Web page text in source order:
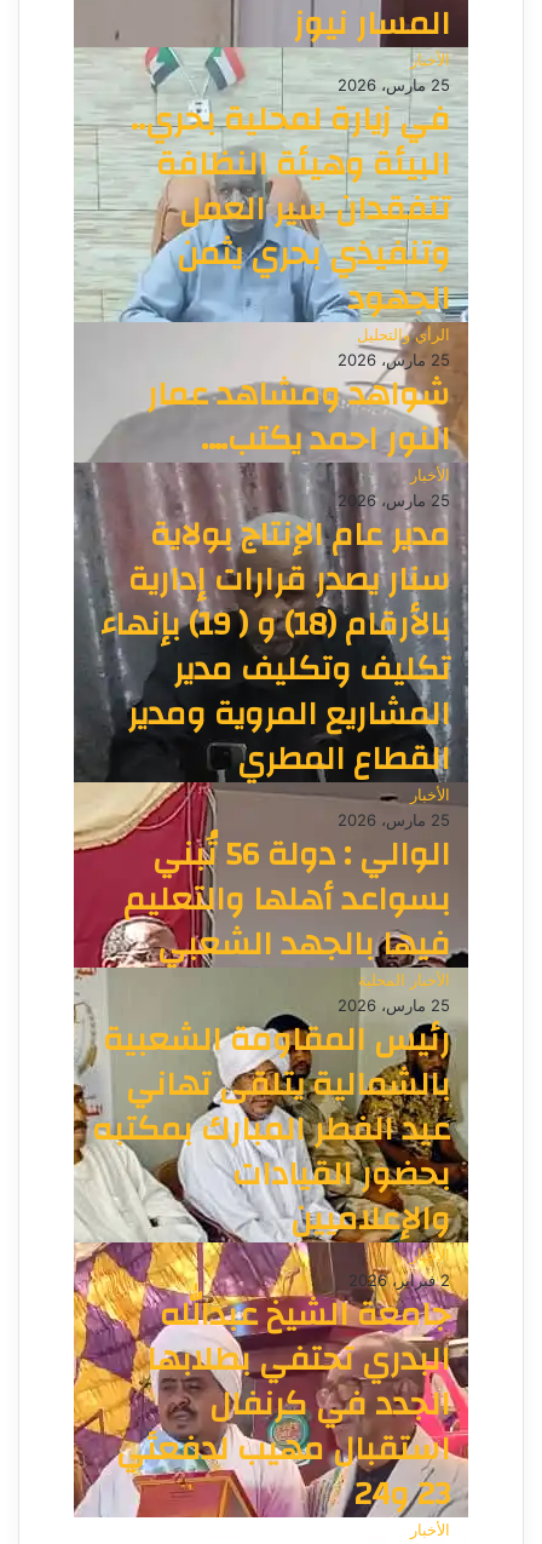
المسار نيوز
الأخبار
25 مارس، 2026
في زيارة لمحلية بحري..
البيئة وهيئة النظافة
تتفقدان سير العمل
وتنفيذي بحري يثمن
الجهود
الرأي والتحليل
25 مارس، 2026
شواهد ومشاهد عمار
النور احمد يكتب….
الأخبار
25 مارس، 2026
مدير عام الإنتاج بولاية
سنار يصدر قرارات إدارية
بالأرقام (18) و ( 19) بإنهاء
تكليف وتكليف مدير
المشاريع المروية ومدير
القطاع المطري
الأخبار
25 مارس، 2026
الوالي : دولة 56 تُبني
بسواعد أهلها والتعليم
فيها بالجهد الشعبي
الأخبار المحلية
25 مارس، 2026
رئيس المقاومة الشعبية
بالشمالية يتلقى تهاني
عيد الفطر المبارك بمكتبه
بحضور القيادات
والإعلاميين
الأخبار
2 فبراير، 2026
جامعة الشيخ عبدالله
البدري تحتفي بطلابها
الجدد في كرنفال
استقبال مهيب لدفعتَي
23 و24
الأخبار